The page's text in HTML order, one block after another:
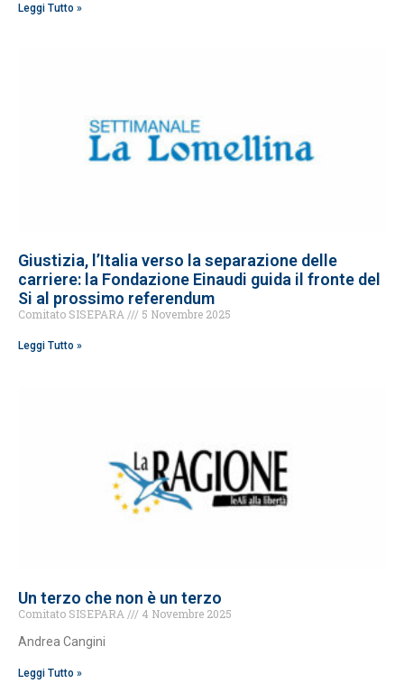
Leggi Tutto »
Giustizia, l’Italia verso la separazione delle
carriere: la Fondazione Einaudi guida il fronte del
Si al prossimo referendum
Comitato SISEPARA 5 Novembre 2025
Leggi Tutto »
Un terzo che non è un terzo
Comitato SISEPARA
4 Novembre 2025
Andrea Cangini
Leggi Tutto »